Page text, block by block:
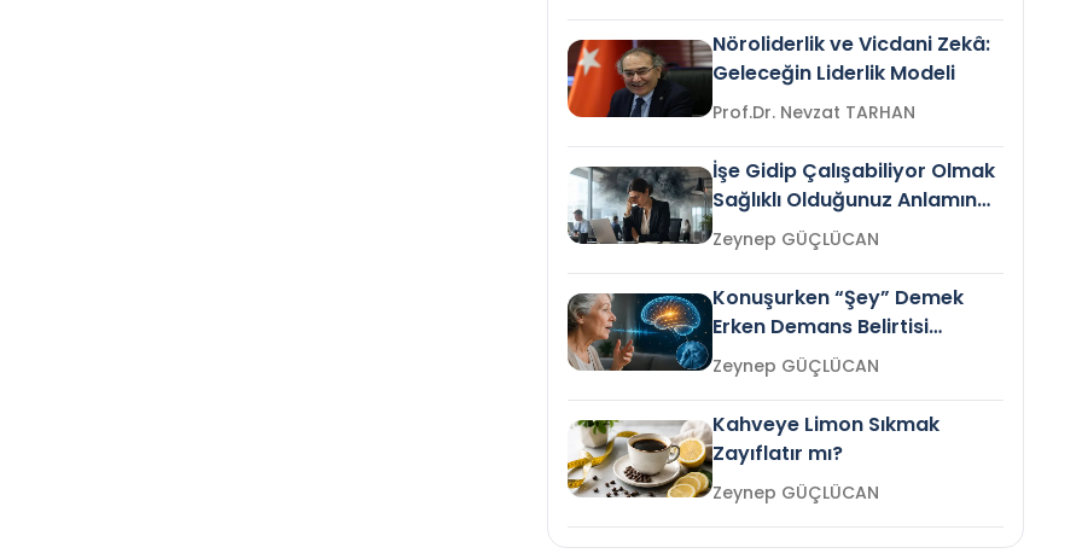
Nöroliderlik ve Vicdani Zekâ:
Geleceğin Liderlik Modeli
Prof.Dr. Nevzat TARHAN
İşe Gidip Çalışabiliyor Olmak
Sağlıklı Olduğunuz Anlamına
Gelir mi?Zeynep GÜÇLÜCAN
Konuşurken “Şey” Demek
Erken Demans Belirtisi
Olabilir mi?Zeynep GÜÇLÜCAN
Kahveye Limon Sıkmak
Zayıflatır mı?
Zeynep GÜÇLÜCAN